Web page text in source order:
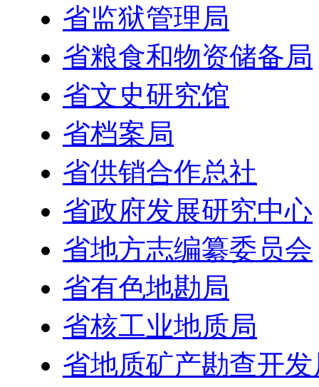
省监狱管理局
省粮食和物资储备局
省文史研究馆
省档案局
省供销合作总社
省政府发展研究中心
省地方志编纂委员会
省有色地勘局
省核工业地质局
省地质矿产勘查开发